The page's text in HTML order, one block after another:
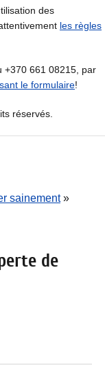
des
les règles
+370 661 08215, par
le formulaire!
réservés.
sainement»
de